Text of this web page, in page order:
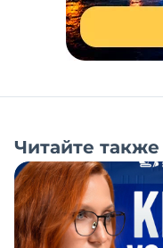
Читайте также